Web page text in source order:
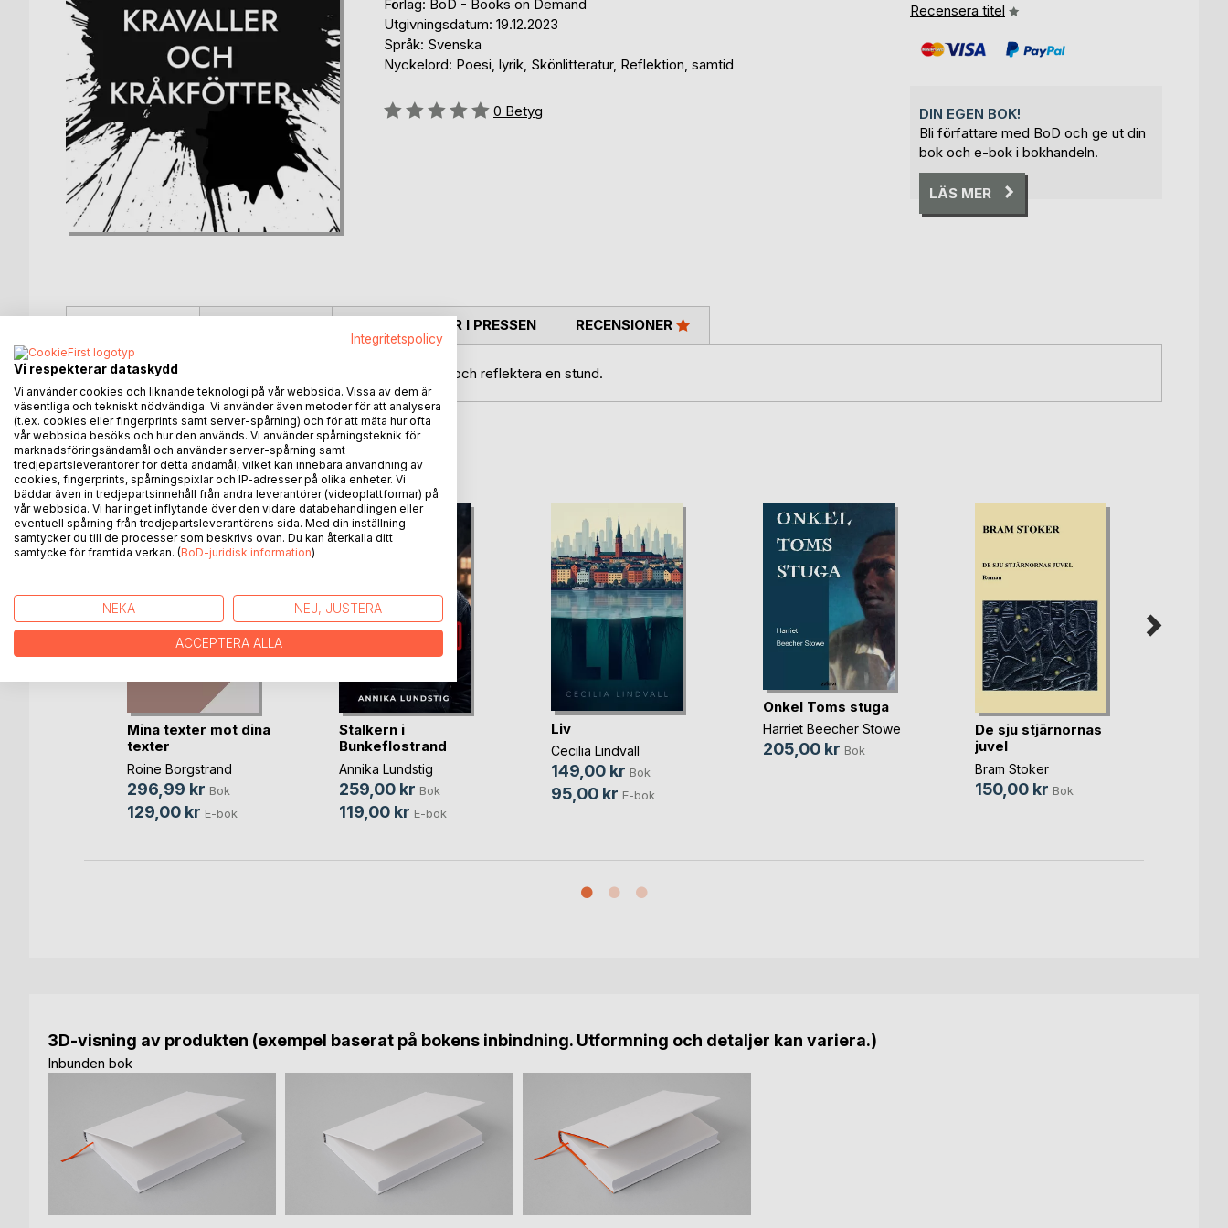
Förlag: BoD - Books on Demand
Utgivningsdatum: 19.12.2023
Språk: Svenska
Nyckelord: Poesi, lyrik, Skönlitteratur, Reflektion, samtid
Betyg::
0 Betyg
Recensera titel
DIN EGEN BOK!
Bli författare med BoD och ge ut din
bok och e-bok i bokhandeln.
LÄS MER
Poesi för en samtid som behöver stanna upp, slå sig ned och reflektera en stund.
KOMMENTARER I PRESSEN RECENSIONER
ANDRA TITLAR HOSBoD
Mina texter mot dina
texter
Roine Borgstrand
296,99 kr Bok
129,00 kr E-bok
Stalkern i
Bunkeflostrand
Annika Lundstig
259,00 kr Bok
119,00 kr E-bok
Liv
Cecilia Lindvall
149,00 kr Bok
95,00 kr E-bok
Onkel Toms stuga
Harriet Beecher Stowe
205,00 kr Bok
De sju stjärnornas
juvel
Bram Stoker
150,00 kr Bok
3D-visning av produkten (exempel baserat på bokens inbindning. Utformning och detaljer kan variera.)
Inbunden bok
Integritetspolicy
Vi respekterar dataskydd
Vi använder cookies och liknande teknologi på vår webbsida. Vissa av dem är
väsentliga och tekniskt nödvändiga. Vi använder även metoder för att analysera
(t.ex. cookies eller fingerprints samt server-spårning) och för att mäta hur ofta
vår webbsida besöks och hur den används. Vi använder spårningsteknik för
marknadsföringsändamål och använder server-spårning samt
tredjepartsleverantörer för detta ändamål, vilket kan innebära användning av
cookies, fingerprints, spårningspixlar och IP-adresser på olika enheter. Vi
bäddar även in tredjepartsinnehåll från andra leverantörer (videoplattformar) på
vår webbsida. Vi har inget inflytande över den vidare databehandlingen eller
eventuell spårning från tredjepartsleverantörens sida. Med din inställning
samtycker du till de processer som beskrivs ovan. Du kan återkalla ditt
samtycke för framtida verkan. (BoD-juridisk information)
NEKA NEJ, JUSTERA
ACCEPTERA ALLA